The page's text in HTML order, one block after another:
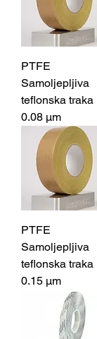
PTFE
Samoljepljiva
teflonska traka
0.08 μm
PTFE
Samoljepljiva
teflonska traka
0.15 μm